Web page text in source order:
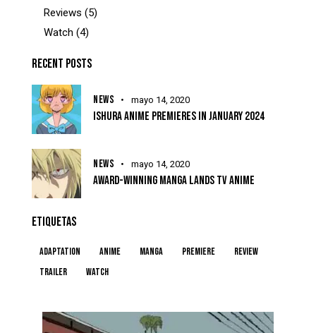
Reviews (5)
Watch (4)
RECENT POSTS
NEWS mayo 14, 2020
ISHURA ANIME PREMIERES IN JANUARY 2024
NEWS mayo 14, 2020
AWARD-WINNING MANGA LANDS TV ANIME
ETIQUETAS
Adaptation Anime Manga Premiere
Review
Trailer
Watch